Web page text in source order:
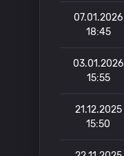
07.01.2026
18:45
03.01.2026
15:55
21.12.2025
15:50